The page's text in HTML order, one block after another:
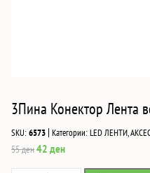
3Пина Конектор Лента
SKU:6573 | Категории:LED ЛЕНТИ,
55денOriginal
42 денCurrent